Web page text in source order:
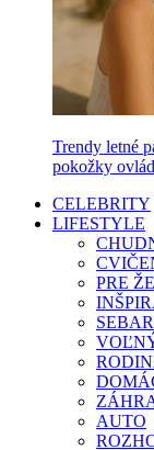
Trendy letné
pokožky
CELEBRITY
LIFESTYLE
PRE
AUTO